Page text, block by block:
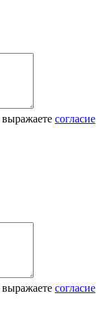
согласие
согласие